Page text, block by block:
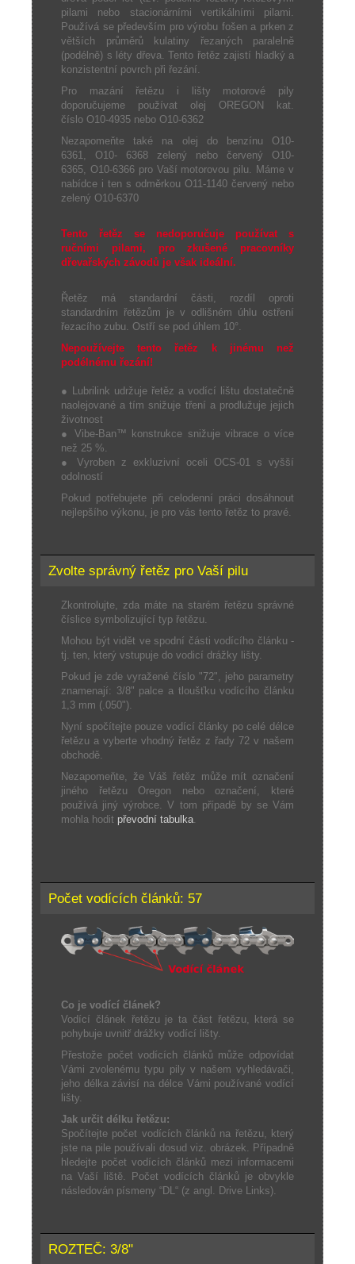
pilami nebo stacionárními vertikálními pilami.
Používá se především pro výrobu fošen a prken z
větších průměrů kulatiny řezaných paralelně
(podélně) s léty dřeva. Tento řetěz zajistí hladký a
konzistentní povrch při řezání.
Pro mazání řetězu i lišty motorové pily
doporučujeme používat olej OREGON kat.
číslo O10-4935 nebo O10-6362
Nezapomeňte také na olej do benzínu O10-
6361, O10- 6368 zelený nebo červený O10-
6365, O10-6366 pro Vaší motorovou pilu. Máme v
nabídce i ten s odměrkou O11-1140 červený nebo
zelený O10-6370
Tento řetěz se nedoporučuje používat s
ručními pilami, pro zkušené pracovníky
dřevařských závodů je však ideální.
Řetěz má standardní části, rozdíl oproti
standardním řetězům je v odlišném úhlu ostření
řezacího zubu. Ostří se pod úhlem 10°.
Nepoužívejte tento řetěz k jinému než
podélnému řezání!
● Lubrilink udržuje řetěz a vodící lištu dostatečně
naolejované a tím snižuje tření a prodlužuje jejich
životnost
● Vibe-Ban™ konstrukce snižuje vibrace o více
než 25 %.
● Vyroben z exkluzivní oceli OCS-01 s vyšší
odolností
Pokud potřebujete při celodenní práci dosáhnout
nejlepšího výkonu, je pro vás tento řetěz to pravé.
Zvolte správný řetěz pro Vaší pilu
Zkontrolujte, zda máte na starém řetězu správné
číslice symbolizující typ řetězu.
Mohou být vidět ve spodní části vodícího článku -
tj. ten, který vstupuje do vodicí drážky lišty.
Pokud je zde vyražené číslo "72", jeho parametry
znamenají: 3/8" palce a tloušťku vodícího článku
1,3 mm (.050").
Nyní spočítejte pouze vodící články po celé délce
řetězu a vyberte vhodný řetěz z řady 72 v našem
obchodě.
Nezapomeňte, že Váš řetěz může mít označení
jiného řetězu Oregon nebo označení, které
používá jiný výrobce. V tom případě by se Vám
mohla hodit převodní tabulka.
Počet vodících článků: 57
Co je vodící článek?
Vodící článek řetězu je ta část řetězu, která se
pohybuje uvnitř drážky vodící lišty.
Přestože počet vodících článků může odpovídat
Vámi zvolenému typu pily v našem vyhledávači,
jeho délka závisí na délce Vámi používané vodící
lišty.
Jak určit délku řetězu:
Spočítejte počet vodících článků na řetězu, který
jste na pile používali dosud viz. obrázek. Případně
hledejte počet vodících článků mezi informacemi
na Vaší liště. Počet vodících článků je obvykle
následován písmeny “DL“ (z angl. Drive Links).
ROZTEČ: 3/8"